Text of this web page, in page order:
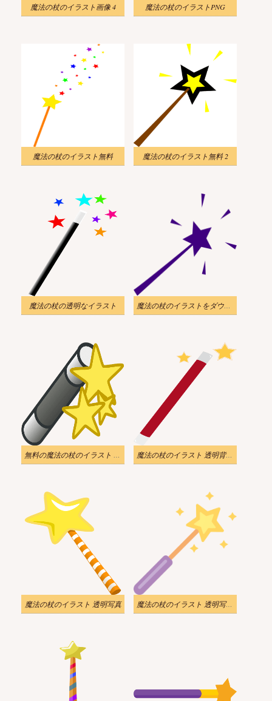
魔法の杖のイラスト画像 4 魔法の杖のイラストPNG
魔法の杖のイラスト無料 魔法の杖のイラスト無料 2
魔法の杖の透明なイラスト 魔法の杖のイラストをダウンロード
無料の魔法の杖のイラスト 透明 魔法の杖のイラスト 透明背景 ダウンロード
魔法の杖のイラスト 透明写真 魔法の杖のイラスト 透明写真 2